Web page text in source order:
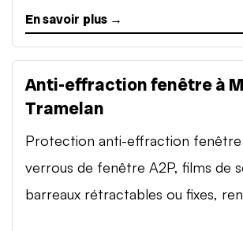
En savoir plus →
Anti-effraction fenêtre à
Tramelan
Protection anti-effraction fenêtre
verrous de fenêtre A2P, films de
barreaux rétractables ou fixes,